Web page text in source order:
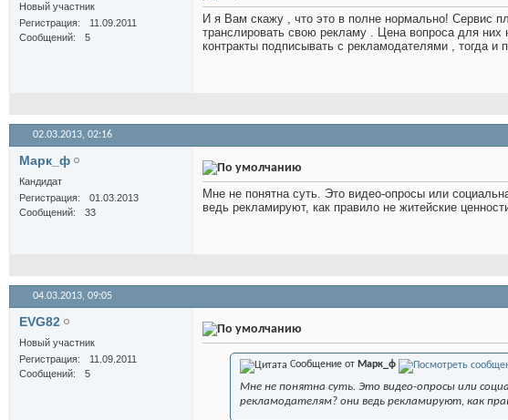
Новый участник
Регистрация
11.09.2011
Сообщений
5
И я Вам скажу , что это в полне нормально! Сервис
транслировать свою рекламу . Цена вопроса для них
контракты подписывать с рекламодателями , тогда и
02.03.2013, 02:16
Марк_ф
Кандидат
Регистрация
01.03.2013
Сообщений
33
Мне не понятна суть. Это видео-опросы или
ведь рекламируют, как правило не житейские
04.03.2013, 09:05
EVG82
Новый участник
Регистрация
11.09.2011
Сообщений
5
Сообщение от Марк_ф
Мне не понятна суть. Это видео-опросы или
рекламодателям? они ведь рекламируют, как